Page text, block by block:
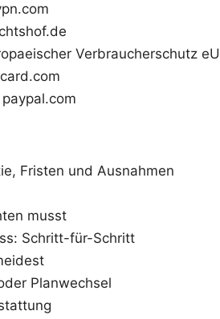
Verbraucherschutz eU
Fristen und Ausnahmen
musst
Schritt-für-Schritt
Planwechsel